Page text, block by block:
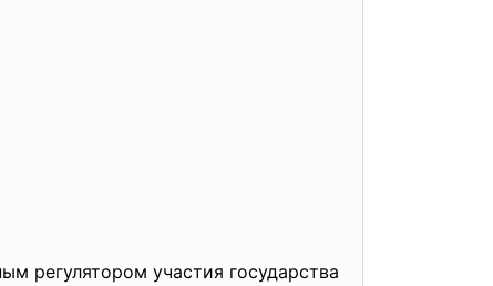
регулятором участия государства